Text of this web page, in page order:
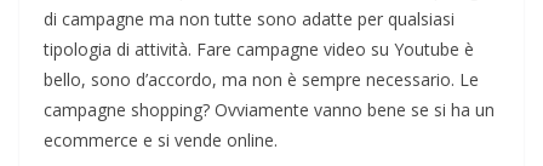
di campagne ma non tutte sono adatte per qualsiasi
tipologia di attività. Fare campagne video su Youtube è
bello, sono d’accordo, ma non è sempre necessario. Le
campagne shopping? Ovviamente vanno bene se si ha un
ecommerce e si vende online.